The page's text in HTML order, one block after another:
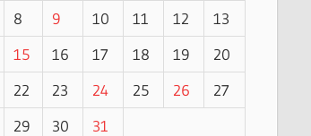
8 9 10 11 12
13
15 16 17 18 19
20
22 23 24 25 26
27
29 30 31